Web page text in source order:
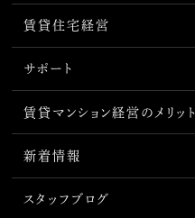
賃貸住宅経営
サポート
賃貸マンション経営のメリット
新着情報
スタッフブログ